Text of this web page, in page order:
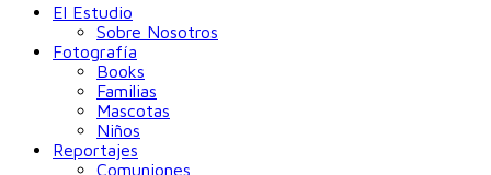
El Estudio
Sobre Nosotros
Fotografía
Books
Familias
Mascotas
Niños
Reportajes
Comuniones